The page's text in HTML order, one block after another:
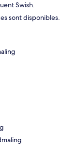
Swish.
sont disponibles.